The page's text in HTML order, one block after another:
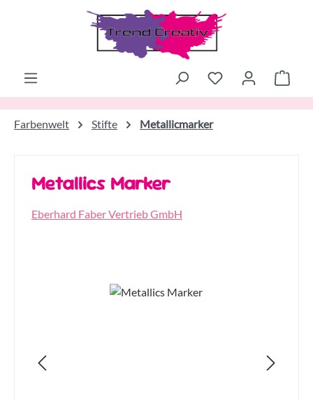
Zum Hauptinhalt springen
Farbenwelt Stifte Metallicmarker
Metallics Marker
Eberhard Faber Vertrieb GmbH
Bildergalerie überspringen